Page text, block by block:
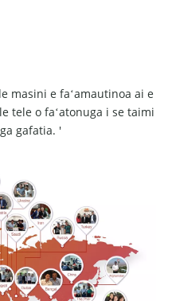
masini e faʻamautinoa ai e
tele o faʻatonuga i se taimi
gafatia. '